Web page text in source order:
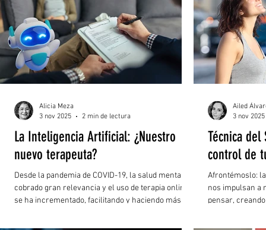
La Inteligencia Artificial: ¿Nuestro
nuevo terapeuta?
Desde la pandemia de COVID-19, la salud mental ha
cobrado gran relevancia y el uso de terapia online
se ha incrementado, facilitando y haciendo más
Alicia Meza
3 nov 2025
2 min de lectura
Técnica
control de
Afrontémoslo:
nos impulsan a
pensar,
Ailed
3 nov 2025